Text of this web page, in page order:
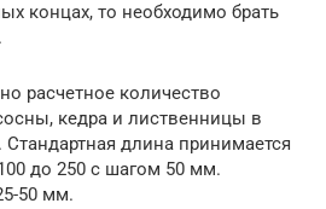
концах, то необходимо брать
расчетное количество
кедра и лиственницы в
длина принимается
до 250 с шагом 50 мм.
50 мм.